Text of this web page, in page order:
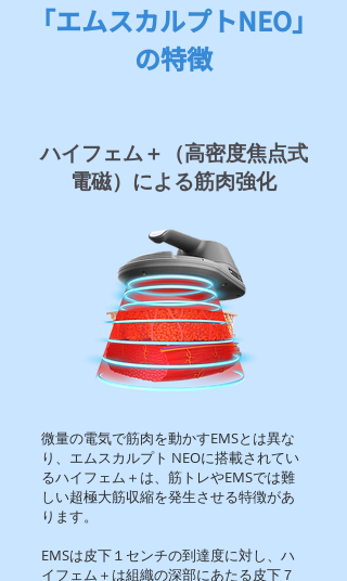
「エムスカルプトNEO」
の特徴
ハイフェム＋（高密度焦点式
電磁）による筋肉強化
微量の電気で筋肉を動かすEMSとは異な
り、エムスカルプト NEOに搭載されてい
るハイフェム＋は、筋トレやEMSでは難
しい超極大筋収縮を発生させる特徴があ
ります。
EMSは皮下１センチの到達度に対し、ハ
イフェム＋は組織の深部にあたる皮下７